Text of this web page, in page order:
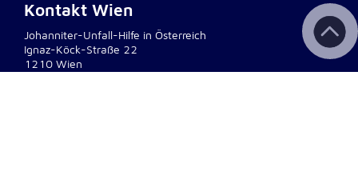
Kontakt Wien
Johanniter-Unfall-Hilfe in Österreich
Ignaz-Köck-Straße 22
1210 Wien